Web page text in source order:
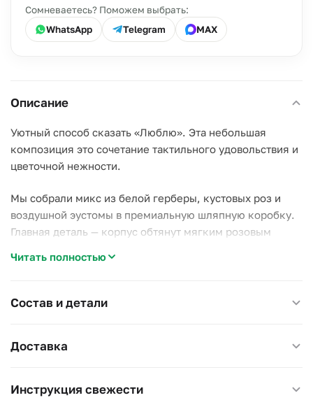
Сомневаетесь? Поможем выбрать:
WhatsApp
Telegram MAX
Описание
Уютный способ сказать «Люблю». Эта небольшая
композиция это сочетание тактильного удовольствия и
цветочной нежности.
Мы собрали микс из белой герберы, кустовых роз и
воздушной эустомы в премиальную шляпную коробку.
Главная деталь — корпус обтянут мягким розовым
красноречивее любых слов.
Почему стоит выбрать эту композицию:
выпускать из рук;
смело отправлять в офис или ресторан;
Читать полностью
Состав и детали
Доставка
Инструкция свежести